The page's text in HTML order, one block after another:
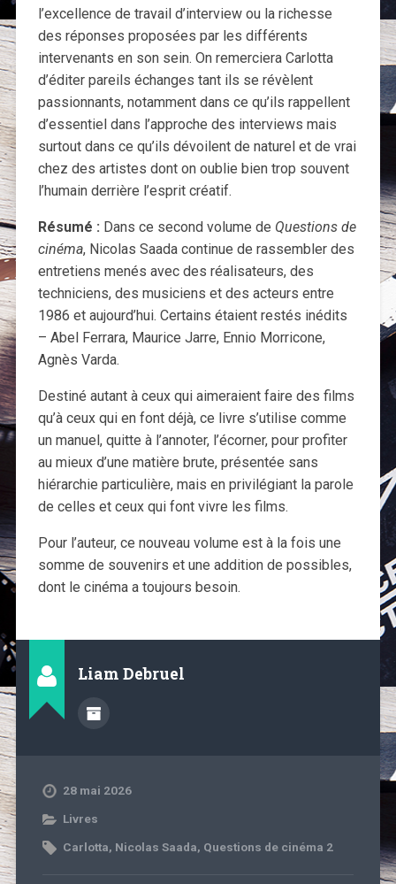
l’excellence de travail d’interview ou la richesse
des réponses proposées par les différents
intervenants en son sein. On remerciera Carlotta
d’éditer pareils échanges tant ils se révèlent
passionnants, notamment dans ce qu’ils rappellent
d’essentiel dans l’approche des interviews mais
surtout dans ce qu’ils dévoilent de naturel et de vrai
chez des artistes dont on oublie bien trop souvent
l’humain derrière l’esprit créatif.
Résumé : Dans ce second volume de Questions de
cinéma, Nicolas Saada continue de rassembler des
entretiens menés avec des réalisateurs, des
techniciens, des musiciens et des acteurs entre
1986 et aujourd’hui. Certains étaient restés inédits
– Abel Ferrara, Maurice Jarre, Ennio Morricone,
Agnès Varda.
Destiné autant à ceux qui aimeraient faire des films
qu’à ceux qui en font déjà, ce livre s’utilise comme
un manuel, quitte à l’annoter, l’écorner, pour profiter
au mieux d’une matière brute, présentée sans
hiérarchie particulière, mais en privilégiant la parole
de celles et ceux qui font vivre les films.
Pour l’auteur, ce nouveau volume est à la fois une
somme de souvenirs et une addition de possibles,
dont le cinéma a toujours besoin.
Liam Debruel
28 mai 2026
Livres
Carlotta, Nicolas Saada, Questions de cinéma 2